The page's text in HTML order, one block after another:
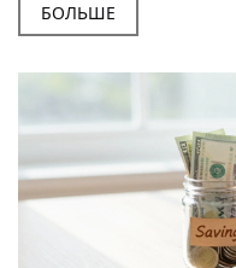
БОЛЬШЕ